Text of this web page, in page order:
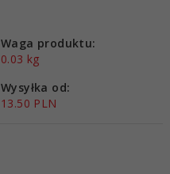
Waga produktu:
0.03 kg
Wysyłka od:
13.50 PLN